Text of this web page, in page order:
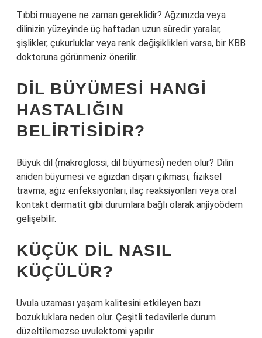
Tıbbi muayene ne zaman gereklidir? Ağzınızda veya
dilinizin yüzeyinde üç haftadan uzun süredir yaralar,
şişlikler, çukurluklar veya renk değişiklikleri varsa, bir KBB
doktoruna görünmeniz önerilir.
DIL BÜYÜMESI HANGI
HASTALIĞIN
BELIRTISIDIR?
Büyük dil (makroglossi, dil büyümesi) neden olur? Dilin
aniden büyümesi ve ağızdan dışarı çıkması; fiziksel
travma, ağız enfeksiyonları, ilaç reaksiyonları veya oral
kontakt dermatit gibi durumlara bağlı olarak anjiyoödem
gelişebilir.
KÜÇÜK DIL NASIL
KÜÇÜLÜR?
Uvula uzaması yaşam kalitesini etkileyen bazı
bozukluklara neden olur. Çeşitli tedavilerle durum
düzeltilemezse uvulektomi yapılır.